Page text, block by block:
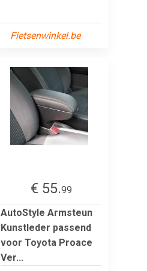
Fietsenwinkel.be
€ 55.99
AutoStyle Armsteun
Kunstleder passend
voor Toyota Proace
Ver...